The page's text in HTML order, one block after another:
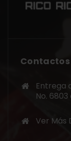
Contactos
Entrega
No.
Ver Más